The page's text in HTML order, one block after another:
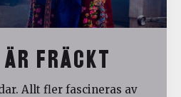
FRÄCKT
Allt fler fascineras av